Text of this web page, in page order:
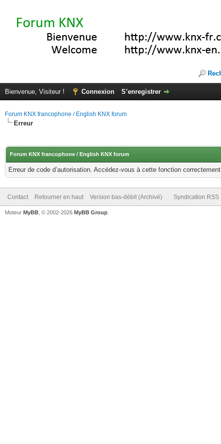
Bienvenue, Visiteur ! Connexion S’enregistrer
Forum KNX francophone / English KNX forum
Erreur
Forum KNX francophone / English KNX forum
Erreur de code d’autorisation. Accédez-vous à cette fonction
Contact Retourner en haut Version bas-débit (Archivé) Syndication RSS
Moteur MyBB , © 2002-2026 MyBB Group